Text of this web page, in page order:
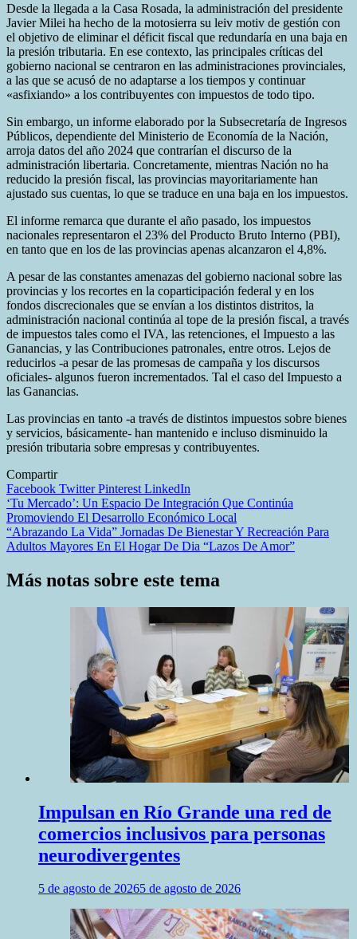
Desde la llegada a la Casa Rosada, la administración del presidente
Javier Milei ha hecho de la motosierra su leiv motiv de gestión con
el objetivo de eliminar el déficit fiscal que redundaría en una baja en
la presión tributaria. En ese contexto, las principales críticas del
gobierno nacional se centraron en las administraciones provinciales,
a las que se acusó de no adaptarse a los tiempos y continuar
«asfixiando» a los contribuyentes con impuestos de todo tipo.
Sin embargo, un informe elaborado por la Subsecretaría de Ingresos
Públicos, dependiente del Ministerio de Economía de la Nación,
arroja datos del año 2024 que contrarían el discurso de la
administración libertaria. Concretamente, mientras Nación no ha
reducido la presión fiscal, las provincias mayoritariamente han
ajustado sus cuentas, lo que se traduce en una baja en los impuestos.
El informe remarca que durante el año pasado, los impuestos
nacionales representaron el 23% del Producto Bruto Interno (PBI),
en tanto que en los de las provincias apenas alcanzaron el 4,8%.
A pesar de las constantes amenazas del gobierno nacional sobre las
provincias y los recortes en la coparticipación federal y en los
fondos discrecionales que se envían a los distintos distritos, la
administración nacional continúa al tope de la presión fiscal, a través
de impuestos tales como el IVA, las retenciones, el Impuesto a las
Ganancias, y las Contribuciones patronales, entre otros. Lejos de
reducirlos -a pesar de las promesas de campaña y los discursos
oficiales- algunos fueron incrementados. Tal el caso del Impuesto a
las Ganancias.
Las provincias en tanto -a través de distintos impuestos sobre bienes
y servicios, básicamente- han mantenido e incluso disminuido la
presión tributaria sobre empresas y contribuyentes.
Compartir
Facebook TwitterPinterest LinkedIn
Navegación
de
entradas
‘Tu Mercado’: Un Espacio De Integración Que Continúa
Promoviendo El Desarrollo Económico Local
“Abrazando La Vida” Jornadas De Bienestar Y Recreación Para
Adultos Mayores En El Hogar De Dia “Lazos De Amor”
Más notas sobre este tema
Impulsan en Río Grande una red de
comercios inclusivos para personas
neurodivergentes
5 de agosto de 20265 de agosto de 2026